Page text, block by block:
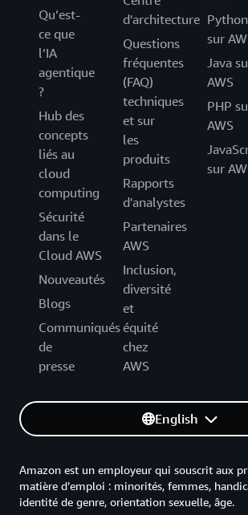
Qu’est-
ce que
l’IA
agentique
?
Hub des
concepts
liés au
cloud
computing
Sécurité
dans le
Cloud AWS
Nouveautés
Blogs
Communiqués
de
presse
d'architecture
Questions
fréquentes
(FAQ)
techniques
et sur
les
produits
Rapports
d'analystes
Partenaires
AWS
Inclusion,
diversité
et
équité
chez
AWS
Python
sur
Java
AWS
PHP
AWS
sur
English
Amazon est un employeur qui souscrit aux
matière d’emploi : minorités, femmes,
identité de genre, orientation sexuelle, âge.